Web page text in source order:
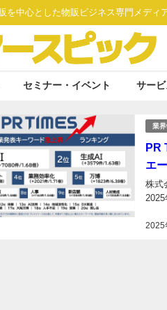
を中心とした物販ビジネス専門メディ
セミナー・イベント サー
業界
PR
エ
2025
株式